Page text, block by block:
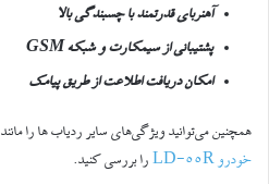
آهنربای قدرتمند با چسبندگی بالا
پشتیبانی از سیمکارت و شبکه GSM
امکان دریافت اطلاعت از طریق پیامک
همچنین می‌توانید ویژگی‌های سایر ردیاب ها را مانند
خودرو LD-55R
را بررسی کنید.